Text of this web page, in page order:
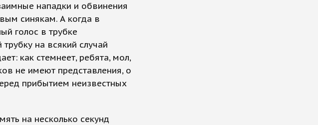
нападки и обвинения
синякам. А когда в
голос в трубке
на всякий случай
как стемнеет, ребята, мол,
не имеют представления, о
прибытием неизвестных
на несколько секунд